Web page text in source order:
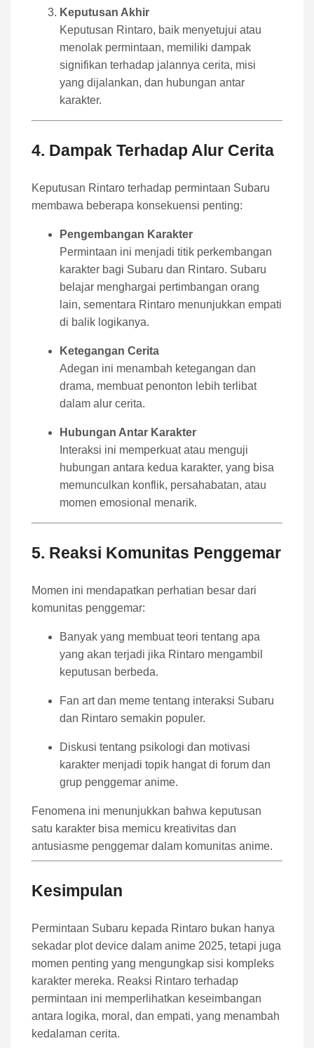
Keputusan Akhir
Keputusan Rintaro, baik menyetujui atau
menolak permintaan, memiliki dampak
signifikan terhadap jalannya cerita, misi
yang dijalankan, dan hubungan antar
karakter.
4. Dampak Terhadap Alur Cerita
Keputusan Rintaro terhadap permintaan Subaru
membawa beberapa konsekuensi penting:
Pengembangan Karakter
Permintaan ini menjadi titik perkembangan
karakter bagi Subaru dan Rintaro. Subaru
belajar menghargai pertimbangan orang
lain, sementara Rintaro menunjukkan empati
di balik logikanya.
Ketegangan Cerita
Adegan ini menambah ketegangan dan
drama, membuat penonton lebih terlibat
dalam alur cerita.
Hubungan Antar Karakter
Interaksi ini memperkuat atau menguji
hubungan antara kedua karakter, yang bisa
memunculkan konflik, persahabatan, atau
momen emosional menarik.
5. Reaksi Komunitas Penggemar
Momen ini mendapatkan perhatian besar dari
komunitas penggemar:
Banyak yang membuat teori tentang apa
yang akan terjadi jika Rintaro mengambil
keputusan berbeda.
Fan art dan meme tentang interaksi Subaru
dan Rintaro semakin populer.
Diskusi tentang psikologi dan motivasi
karakter menjadi topik hangat di forum dan
grup penggemar anime.
Fenomena ini menunjukkan bahwa keputusan
satu karakter bisa memicu kreativitas dan
antusiasme penggemar dalam komunitas anime.
Kesimpulan
Permintaan Subaru kepada Rintaro bukan hanya
sekadar plot device dalam anime 2025, tetapi juga
momen penting yang mengungkap sisi kompleks
karakter mereka. Reaksi Rintaro terhadap
permintaan ini memperlihatkan keseimbangan
antara logika, moral, dan empati, yang menambah
kedalaman cerita.